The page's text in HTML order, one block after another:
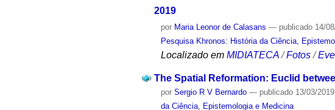
2019
por Maria Leonor de Calasans — publicado 14/
Pesquisa Khronos: História da Ciência,
Localizado em MIDIATECA /Fotos /
The Spatial Reformation: Euclid
porSergio R V Bernardo — publicado 13/03/
da Ciência, Epistemologia e Medicina